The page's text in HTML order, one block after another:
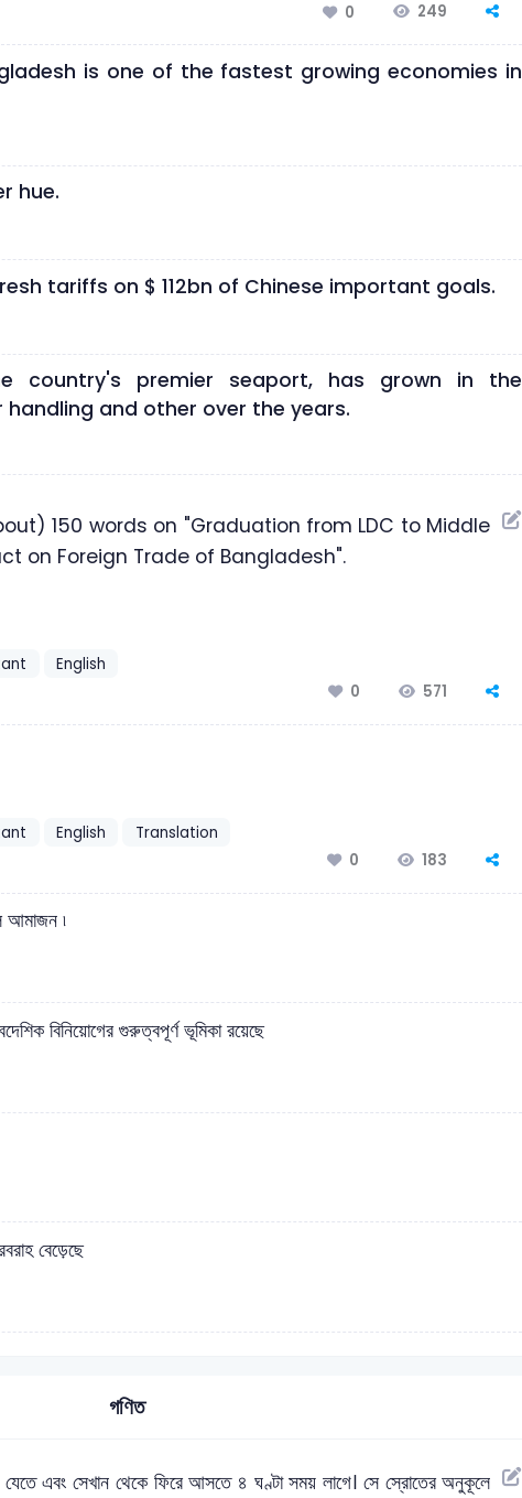
0
249
is one of the fastest growing economies in
hue.
tariffs on $ 112bn of Chinese important goals.
country's premier seaport, has grown in the
and other over the years.
150 words on "Graduation from LDC to Middle
on Foreign Trade of Bangladesh".
English
0
571
English
Translation
0
183
আমাজন ৷
বিনিয়োগের গুরুত্বপূর্ণ ভূমিকা রয়েছে
বেড়েছে
গণিত
যেতে এবং সেখান থেকে ফিরে আসতে ৪ ঘণ্টা সময় লাগে। সে স্রোতের অনুকূলে